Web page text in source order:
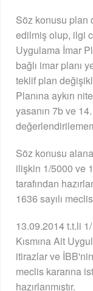
Söz konusu plan
edilmiş olup, ilgi
Uygulama İmar
bağlı imar planı
teklif plan
Planına aykırı
yasanın 7b ve
Söz konusu
ilişkin 1/5000 ve
tarafından
1636 sayılı
13.09.2014 t.t.li
Kısmına Ait
itirazlar ve
meclis kararına
hazırlanmıştır.